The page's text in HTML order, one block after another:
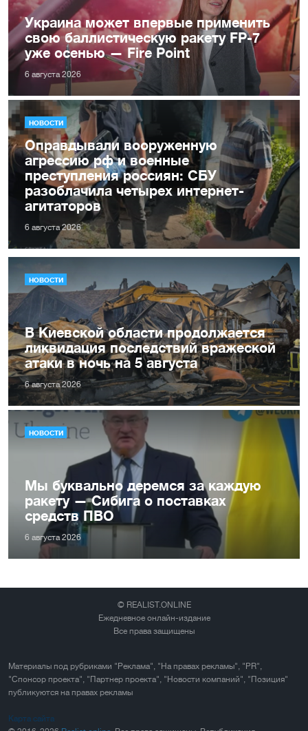
Украина может впервые применить
свою баллистическую ракету FP-7
уже осенью — Fire Point
6 августа 2026
НОВОСТИ
Оправдывали вооруженную
агрессию рф и военные
преступления россиян: СБУ
разоблачила четырех интернет-
агитаторов
6 августа 2026
НОВОСТИ
В Киевской области продолжается
ликвидация последствий вражеской
атаки в ночь на 5 августа
6 августа 2026
НОВОСТИ
Мы буквально деремся за каждую
ракету — Сибига о поставках
средств ПВО
6 августа 2026
© REALIST.ONLINE
Ежедневное онлайн-издание
Все права защищены
Материалы под рубриками "Реклама", "На правах рекламы", "PR",
"Спонсор проекта", "Партнер проекта", "Новости компаний", "Позиция"
публикуются на правах рекламы
Карта сайта